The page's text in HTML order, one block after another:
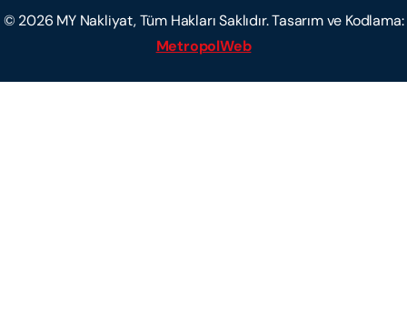
© 2026 MY Nakliyat, Tüm Hakları Saklıdır. Tasarım ve Kodlama:
MetropolWeb